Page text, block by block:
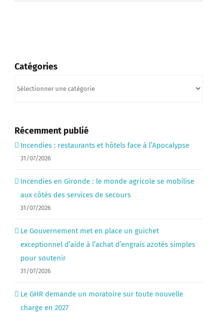
Catégories
Récemment publié
Incendies : restaurants et hôtels face à l’Apocalypse
31/07/2026
Incendies en Gironde : le monde agricole se mobilise
aux côtés des services de secours
31/07/2026
Le Gouvernement met en place un guichet
exceptionnel d’aide à l’achat d’engrais azotés simples
pour soutenir
31/07/2026
Le GHR demande un moratoire sur toute nouvelle
charge en 2027